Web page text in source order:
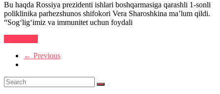
Bu haqda Rossiya prezidenti ishlari boshqarmasiga qarashli 1-sonli
poliklinika parhezshunos shifokori Vera Sharoshkina ma’lum qildi.
“Sog‘lig‘imiz va immunitet uchun foydali
← Previous